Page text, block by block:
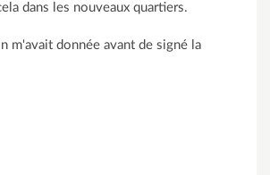
dans les nouveaux quartiers.
m'avait donnée avant de signé la